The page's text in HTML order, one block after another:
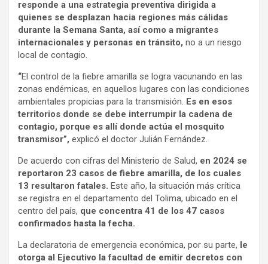
responde a una estrategia preventiva dirigida a
quienes se desplazan hacia regiones más cálidas
durante la Semana Santa, así como a migrantes
internacionales y personas en tránsito, no a un riesgo
local de contagio.
“El control de la fiebre amarilla se logra vacunando en las
zonas endémicas, en aquellos lugares con las condiciones
ambientales propicias para la transmisión. Es en esos
territorios donde se debe interrumpir la cadena de
contagio, porque es allí donde actúa el mosquito
transmisor”, explicó el doctor Julián Fernández.
De acuerdo con cifras del Ministerio de Salud, en 2024 se
reportaron 23 casos de fiebre amarilla, de los cuales
13 resultaron fatales. Este año, la situación más crítica
se registra en el departamento del Tolima, ubicado en el
centro del país, que concentra 41 de los 47 casos
confirmados hasta la fecha.
La declaratoria de emergencia económica, por su parte, le
otorga al Ejecutivo la facultad de emitir decretos con